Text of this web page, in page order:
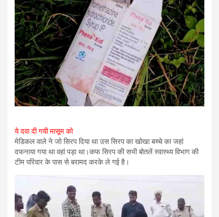
ये दवा दी गयी मासूम को
मेडिकल वाले ने जो सिरप दिया था उस सिरप का खोखा बच्चे का जहां
दफनाया गया था वहां पड़ा था।कफ सिरप की सभी बोतलें स्वास्थ्य विभाग की
टीम परिवार के पास से बरामद करके ले गई है।